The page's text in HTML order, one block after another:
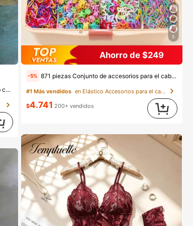
5
Ahorro de $249
-5% 871 piezas Conjunto de accesorios para el cabello de niña coloridos y lindos, que incluyen hebillas para el cabello con moño, horquillas con flores, pinzas laterales con diseños de dibujos animados, lazos para el cabello, pinzas para el cabello con estrellas Y2K, mini pinzas de garra y bandas elásticas con nudos florales de bambú, esenciales para el uso diario, fiestas y viajes para crear looks dulces y adorables para niñas
#1 Más vendidos en Elástico Accesorios para el cabello de las muje
$4.741 200+ vendidos